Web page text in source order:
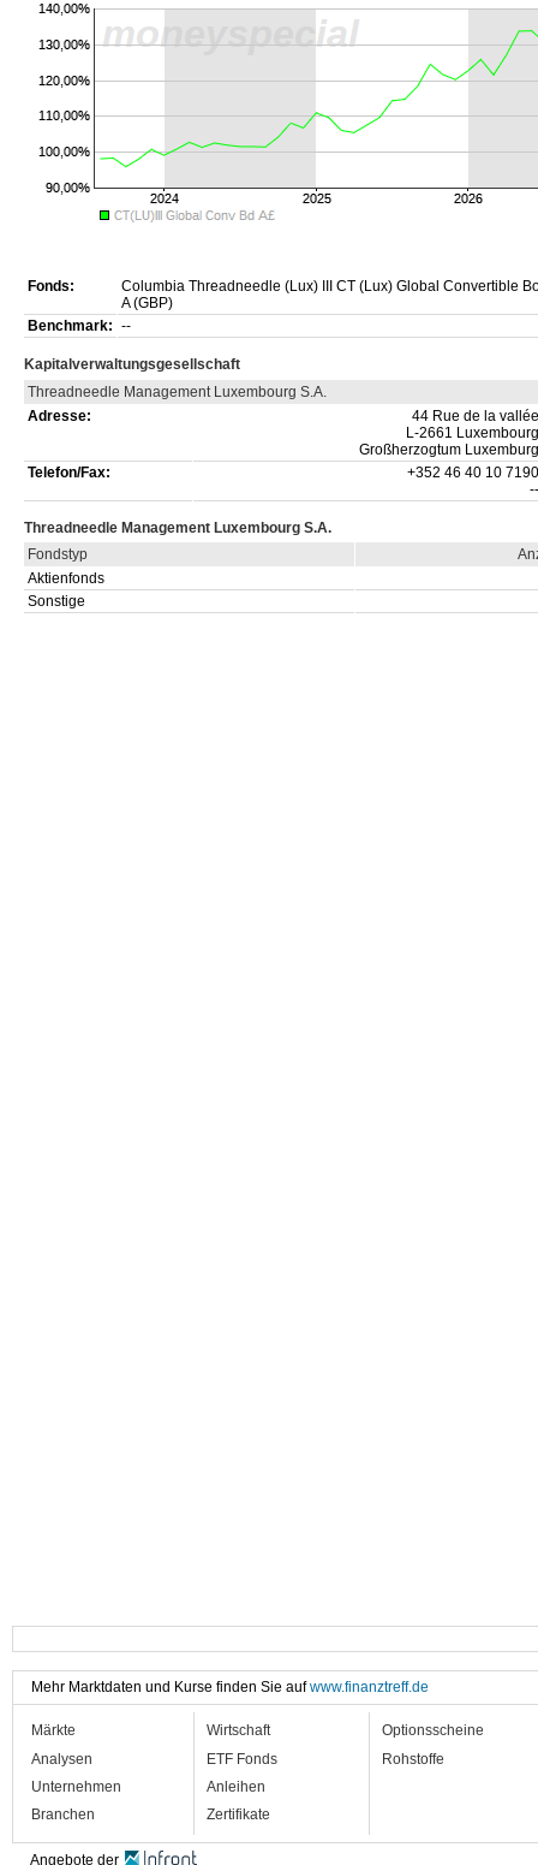
Fonds:
Columbia Threadneedle (Lux) III CT (Lux) Global Convertible
A (GBP)
Benchmark: --
Kapitalverwaltungsgesellschaft
Threadneedle Management Luxembourg S.A.
Adresse:
44 Rue de la vallée
L-2661 Luxembourg
Großherzogtum Luxemburg
Telefon/Fax:
+352 46 40 10 7190
--
Threadneedle Management Luxembourg S.A.
Fondstyp
Aktienfonds
Sonstige
Mehr Marktdaten und Kurse finden Sie aufwww.finanztreff.de
Märkte
Analysen
Unternehmen
Branchen
Wirtschaft
ETF Fonds
Anleihen
Zertifikate
Optionsscheine
Rohstoffe
Angebote der